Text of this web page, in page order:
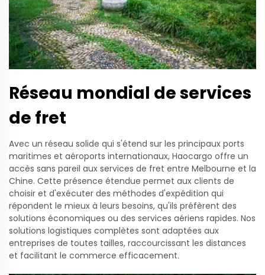
Réseau mondial de services
de fret
Avec un réseau solide qui s'étend sur les principaux ports
maritimes et aéroports internationaux, Haocargo offre un
accès sans pareil aux services de fret entre Melbourne et la
Chine. Cette présence étendue permet aux clients de
choisir et d'exécuter des méthodes d'expédition qui
répondent le mieux à leurs besoins, qu'ils préfèrent des
solutions économiques ou des services aériens rapides. Nos
solutions logistiques complètes sont adaptées aux
entreprises de toutes tailles, raccourcissant les distances
et facilitant le commerce efficacement.